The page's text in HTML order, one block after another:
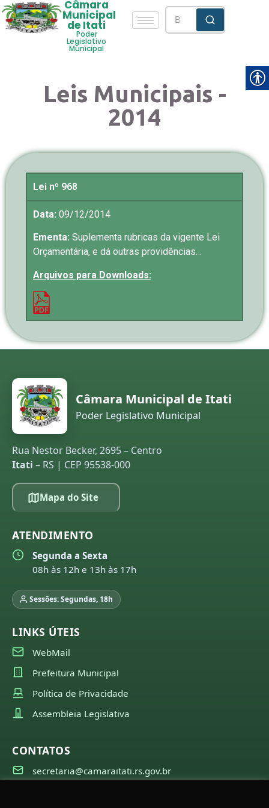
Câmara
Municipal
de Itati
Poder
Legislativo
Municipal
Leis Municipais -
2014
Lei nº 968
Data: 09/12/2014
Ementa: Suplementa rubricas da vigente Lei
Orçamentária, e dá outras providências…
Arquivos para Downloads:
Câmara Municipal de Itati
Poder Legislativo Municipal
Rua Nestor Becker, 2695 – Centro
Itati – RS | CEP 95538-000
Mapa do Site
ATENDIMENTO
Segunda a Sexta
08h às 12h e 13h às 17h
Sessões: Segundas, 18h
LINKS ÚTEIS
WebMail
Prefeitura Municipal
Política de Privacidade
Assembleia Legislativa
CONTATOS
secretaria@camaraitati.rs.gov.br